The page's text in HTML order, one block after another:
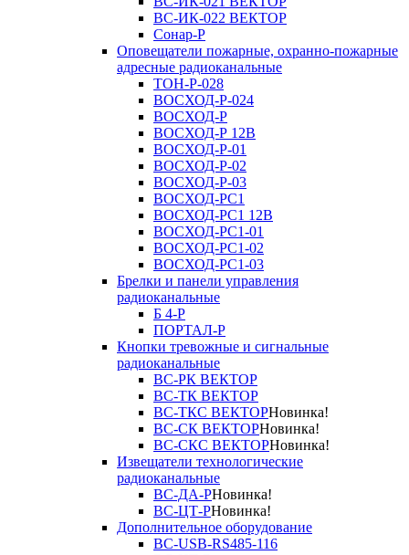
ВС-ИК-022 ВЕКТОР
Сонар-Р
Оповещатели пожарные, охранно-пожарные
адресные радиоканальные
ТОН-Р-028
ВОСХОД-Р-024
ВОСХОД-Р
ВОСХОД-Р 12В
ВОСХОД-Р-01
ВОСХОД-Р-02
ВОСХОД-Р-03
ВОСХОД-РС1
ВОСХОД-РС1 12В
ВОСХОД-РС1-01
ВОСХОД-РС1-02
ВОСХОД-РС1-03
Брелки и панели управления
радиоканальные
Б 4-Р
ПОРТАЛ-Р
Кнопки тревожные и сигнальные
радиоканальные
ВС-РК ВЕКТОР
ВС-ТК ВЕКТОР
ВС-ТКС ВЕКТОРНовинка!
ВС-СК ВЕКТОРНовинка!
ВС-СКС ВЕКТОРНовинка!
Извещатели технологические
радиоканальные
ВС-ДА-РНовинка!
ВС-ЦТ-РНовинка!
Дополнительное оборудование
ВС-USB-RS485-116